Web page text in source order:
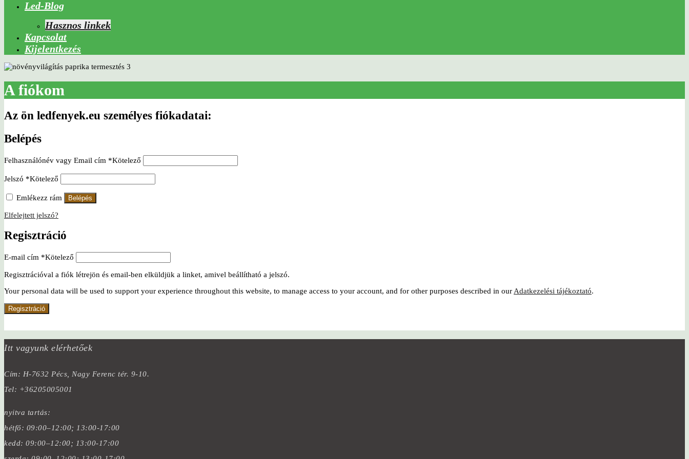
Led-Blog
Hasznos linkek
Kapcsolat
Kijelentkezés
A fiókom
Az ön ledfenyek.eu személyes fiókadatai:
Belépés
Felhasználónév vagy Email cím *Kötelező
Jelszó *Kötelező
Emlékezz rám Belépés
Elfelejtett jelszó?
Regisztráció
E-mail cím *Kötelező
Regisztrációval a fiók létrejön és email-ben elküldjük a linket, amivel beállítható a jelszó.
Your personal data will be used to support your experience throughout this website, to manage access to your account, and for other purposes described in our Adatkezelési tájékoztató.
Regisztráció
Itt vagyunk elérhetőek
Cím: H-7632 Pécs, Nagy Ferenc tér. 9-10.
Tel: +36205005001
nyitva tartás:
hétfő: 09:00–12:00; 13:00-17:00
kedd: 09:00–12:00; 13:00-17:00